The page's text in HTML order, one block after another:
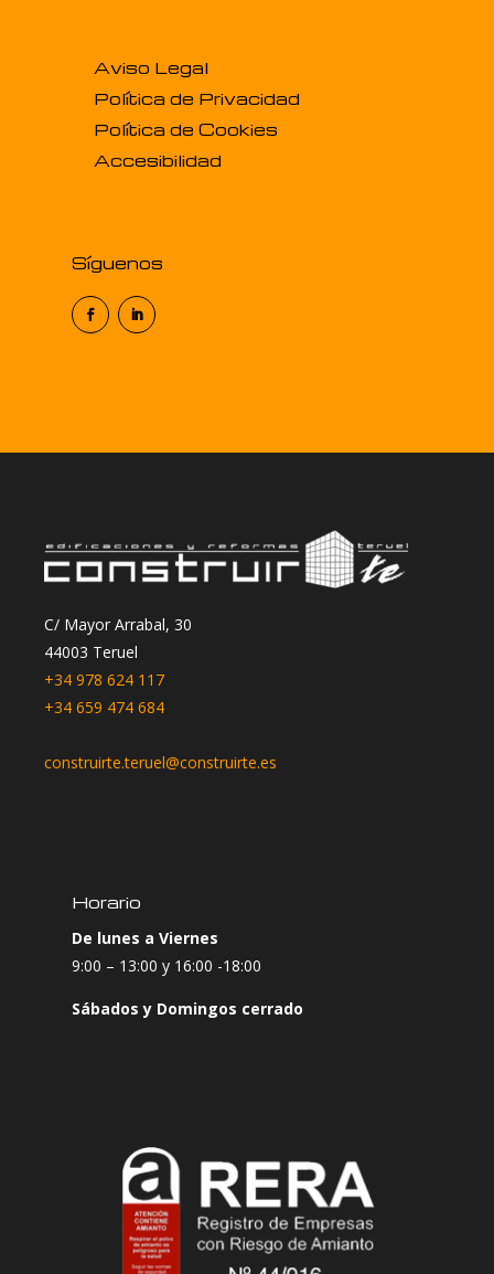
Aviso Legal
Política de Privacidad
Política de Cookies
Accesibilidad
Síguenos
C/ Mayor Arrabal, 30
44003 Teruel
+34 978 624 117
+34 659 474 684
construirte.teruel@construirte.es
Horario
De lunes a Viernes
9:00 – 13:00 y 16:00 -18:00
Sábados y Domingos cerrado